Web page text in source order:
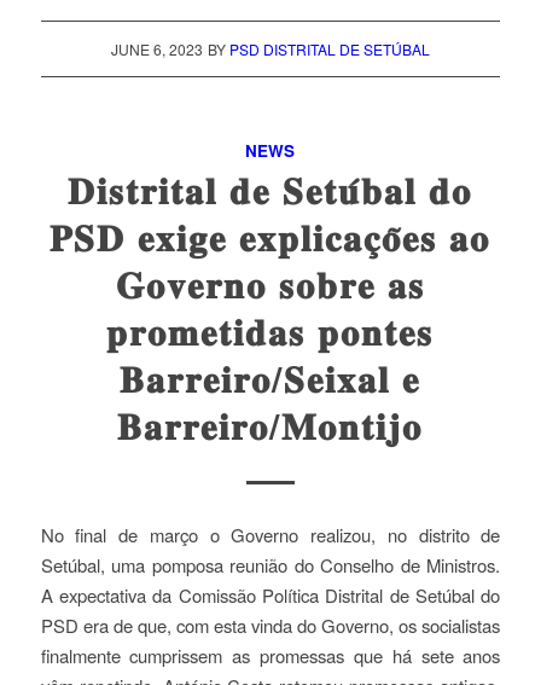
JUNE 6, 2023 BY PSD DISTRITAL DE SETÚBAL
NEWS
𝐃𝐢𝐬𝐭𝐫𝐢𝐭𝐚𝐥 𝐝𝐞 𝐒𝐞𝐭𝐮́𝐛𝐚𝐥 𝐝𝐨
𝐏𝐒𝐃 𝐞𝐱𝐢𝐠𝐞 𝐞𝐱𝐩𝐥𝐢𝐜𝐚𝐜̧𝐨̃𝐞𝐬 𝐚𝐨
𝐆𝐨𝐯𝐞𝐫𝐧𝐨 𝐬𝐨𝐛𝐫𝐞 𝐚𝐬
𝐩𝐫𝐨𝐦𝐞𝐭𝐢𝐝𝐚𝐬 𝐩𝐨𝐧𝐭𝐞𝐬
𝐁𝐚𝐫𝐫𝐞𝐢𝐫𝐨/𝐒𝐞𝐢𝐱𝐚𝐥 𝐞
𝐁𝐚𝐫𝐫𝐞𝐢𝐫𝐨/𝐌𝐨𝐧𝐭𝐢𝐣𝐨
No final de março o Governo realizou, no distrito de
Setúbal, uma pomposa reunião do Conselho de Ministros.
A expectativa da Comissão Política Distrital de Setúbal do
PSD era de que, com esta vinda do Governo, os socialistas
finalmente cumprissem as promessas que há sete anos